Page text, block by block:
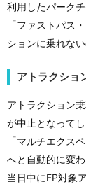
利用したパーク
「ファストパス
ションに乗れな
アトラクショ
アトラクション
が中止となって
「マルチエクス
へと自動的に変
当日中にFP対象